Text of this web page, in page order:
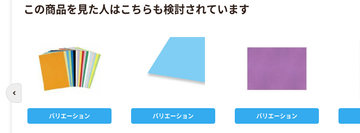
この商品を見た人はこちらも検討されています
バリエーション バリエーション バリエーション
前のスライドへ